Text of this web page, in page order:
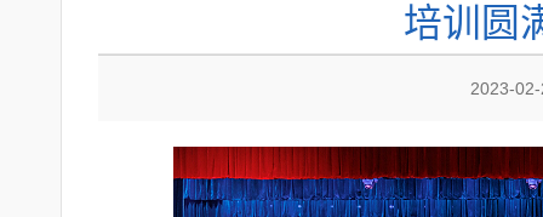
培训圆
2023-